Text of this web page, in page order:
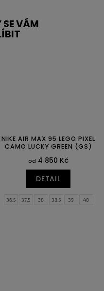
SE VÁM
NIKE AIR MAX 95 LEGO PIXEL
CAMO LUCKY GREEN (GS)
od 4 850 Kč
DETAIL
36,5 37,5 38 38,5 39 40